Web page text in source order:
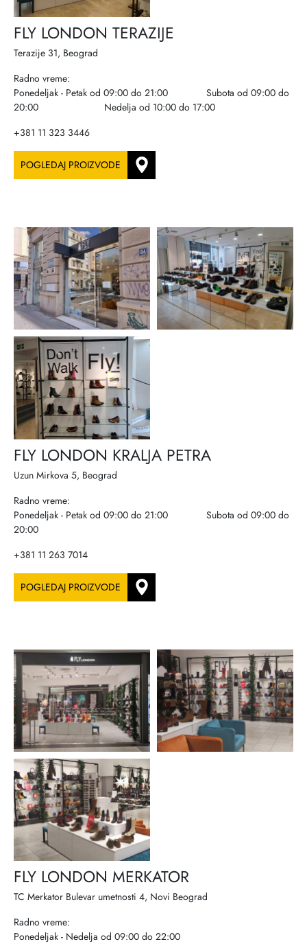
FLY LONDON TERAZIJE
Terazije 31, Beograd
Radno vreme:
Ponedeljak - Petak od 09:00 do 21:00 Subota od 09:00 do
20:00 Nedelja od 10:00 do 17:00
+381 11 323 3446
POGLEDAJ PROIZVODE
FLY LONDON KRALJA PETRA
Uzun Mirkova 5, Beograd
Radno vreme:
Ponedeljak - Petak od 09:00 do 21:00 Subota od 09:00 do
20:00
+381 11 263 7014
POGLEDAJ PROIZVODE
FLY LONDON MERKATOR
TC Merkator Bulevar umetnosti 4, Novi Beograd
Radno vreme:
Ponedeljak - Nedelja od 09:00 do 22:00